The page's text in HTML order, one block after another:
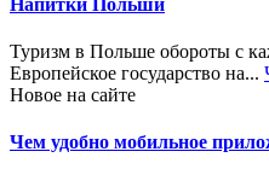
Туризм в Польше обороты с
Европейское государство на...
Новое на сайте
Чем удобно мобильное